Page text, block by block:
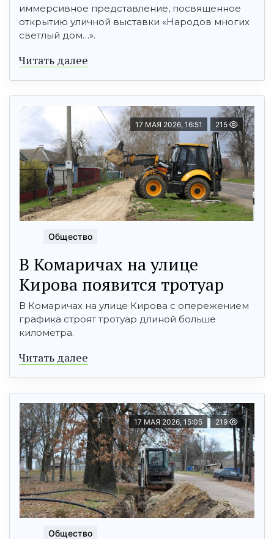
иммерсивное представление, посвященное
открытию уличной выставки «Народов многих
светлый дом…».
Читать далее
17 МАЯ 2026, 16:51 215
Общество
В Комаричах на улице
Кирова появится тротуар
В Комаричах на улице Кирова с опережением
графика строят тротуар длиной больше
километра.
Читать далее
17 МАЯ 2026, 15:05 219
Общество